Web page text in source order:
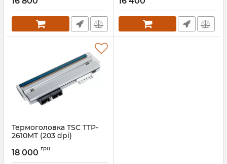
Термоголовка TSC TTP-
2610MT (203 dpi)
18 000 грн